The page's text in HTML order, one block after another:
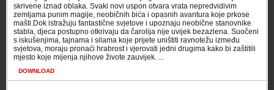
skrivene iznad oblaka. Svaki novi uspon otvara vrata nepredvidivim
zemljama punim magije, neobičnih bića i opasnih avantura koje prkose
mašti.Dok istražuju fantastične svjetove i upoznaju neobične stanovnike
stabla, djeca postupno otkrivaju da čarolija nije uvijek bezazlena. Suočeni
s iskušenjima, tajnama i silama koje prijete uništiti ravnotežu između
svjetova, moraju pronaći hrabrost i vjerovati jedni drugima kako bi zaštitili
mjesto koje mijenja njihove živote zauvijek. ...
DOWNLOAD